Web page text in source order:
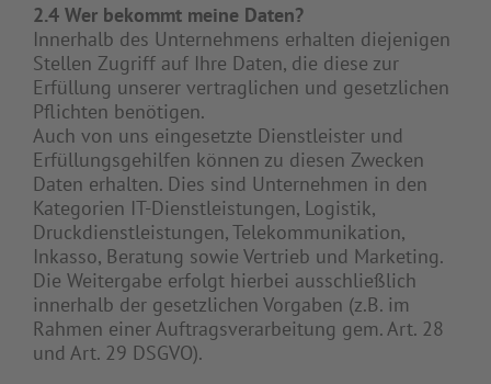
2.4 Wer bekommt meine Daten?
Innerhalb des Unternehmens erhalten diejenigen
Stellen Zugriff auf Ihre Daten, die diese zur
Erfüllung unserer vertraglichen und gesetzlichen
Pflichten benötigen.
Auch von uns eingesetzte Dienstleister und
Erfüllungsgehilfen können zu diesen Zwecken
Daten erhalten. Dies sind Unternehmen in den
Kategorien IT-Dienstleistungen, Logistik,
Druckdienstleistungen, Telekommunikation,
Inkasso, Beratung sowie Vertrieb und Marketing.
Die Weitergabe erfolgt hierbei ausschließlich
innerhalb der gesetzlichen Vorgaben (z.B. im
Rahmen einer Auftragsverarbeitung gem. Art. 28
und Art. 29 DSGVO).